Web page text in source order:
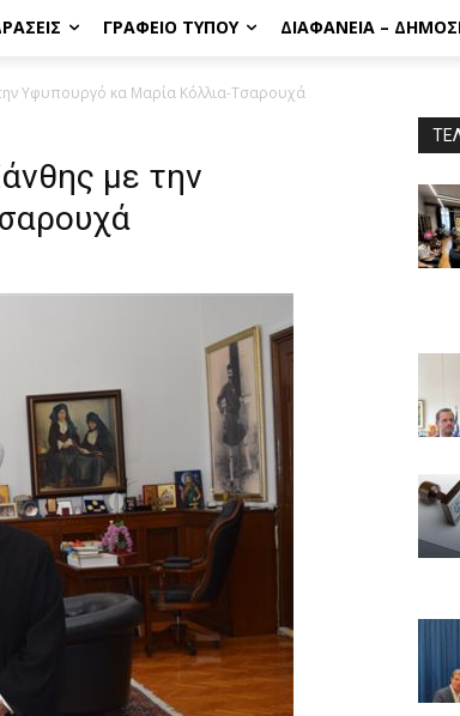
ΓΡΑΦΕΊΟ ΤΎΠΟΥ ΔΙΑΦΆΝΕΙΑ –
Υφυπουργό κα Μαρία Κόλλια-Τσαρουχά
με την